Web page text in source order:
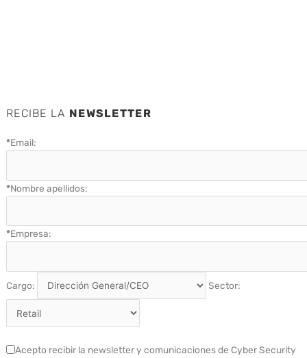
RECIBE LA NEWSLETTER
*Email:
*Nombre apellidos:
*Empresa:
Cargo: Sector:
Acepto recibir la newsletter y comunicaciones de Cyber Security